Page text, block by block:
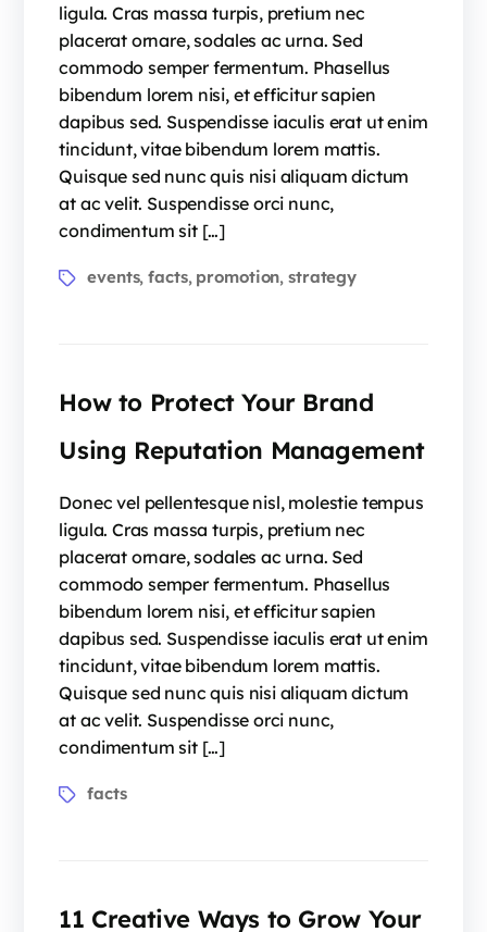
ligula. Cras massa turpis, pretium nec
placerat ornare, sodales ac urna. Sed
commodo semper fermentum. Phasellus
bibendum lorem nisi, et efficitur sapien
dapibus sed. Suspendisse iaculis erat ut enim
tincidunt, vitae bibendum lorem mattis.
Quisque sed nunc quis nisi aliquam dictum
at ac velit. Suspendisse orci nunc,
condimentum sit […]
events,facts, promotion,strategy
How to Protect Your Brand
Using Reputation Management
Donec vel pellentesque nisl, molestie tempus
ligula. Cras massa turpis, pretium nec
placerat ornare, sodales ac urna. Sed
commodo semper fermentum. Phasellus
bibendum lorem nisi, et efficitur sapien
dapibus sed. Suspendisse iaculis erat ut enim
tincidunt, vitae bibendum lorem mattis.
Quisque sed nunc quis nisi aliquam dictum
at ac velit. Suspendisse orci nunc,
condimentum sit […]
facts
11 Creative Ways to Grow Your